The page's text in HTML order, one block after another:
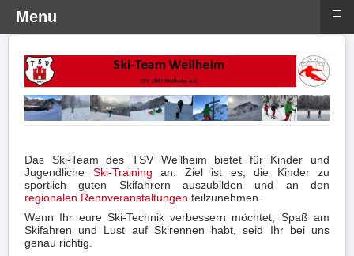
Das Ski-Team des TSV Weilheim bietet für Kinder und
Jugendliche Ski-Training an. Ziel ist es, die Kinder zu
sportlich guten Skifahrern auszubilden und an den
regionalen Rennveranstaltungen teilzunehmen.
Wenn Ihr eure Ski-Technik verbessern möchtet, Spaß am
Skifahren und Lust auf Skirennen habt, seid Ihr bei uns
genau richtig.
Menu ≡